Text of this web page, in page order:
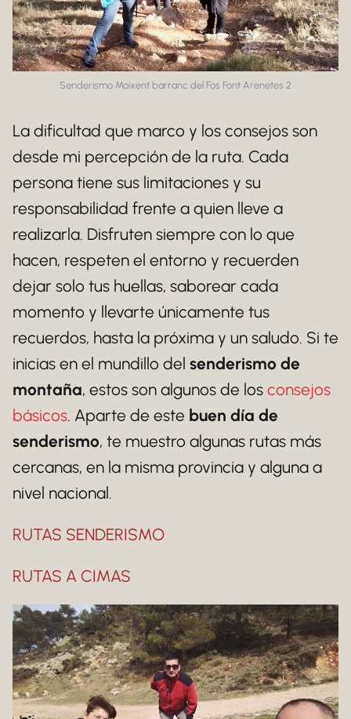
Senderismo Moixent barranc del Fos Font Arenetes 2
La dificultad que marco y los consejos son
desde mi percepción de la ruta. Cada
persona tiene sus limitaciones y su
responsabilidad frente a quien lleve a
realizarla. Disfruten siempre con lo que
hacen, respeten el entorno y recuerden
dejar solo tus huellas, saborear cada
momento y llevarte únicamente tus
recuerdos, hasta la próxima y un saludo. Si te
inicias en el mundillo del senderismo de
montaña, estos son algunos de los consejos
básicos. Aparte de este buen día de
senderismo, te muestro algunas rutas más
cercanas, en la misma provincia y alguna a
nivel nacional.
RUTAS SENDERISMO
RUTAS A CIMAS